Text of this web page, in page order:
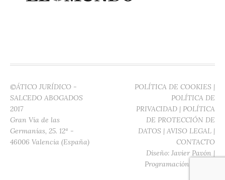
©ÁTICO JURÍDICO -
SALCEDO ABOGADOS
2017
Gran Vía de las
Germanías, 25. 12ª -
46006 Valencia (España)
POLÍTICA DE COOKIES |
POLÍTICA DE
PRIVACIDAD | POLÍTICA
DE PROTECCIÓN DE
DATOS | AVISO LEGAL |
CONTACTO
Diseño: Javier Pavón |
Programación: